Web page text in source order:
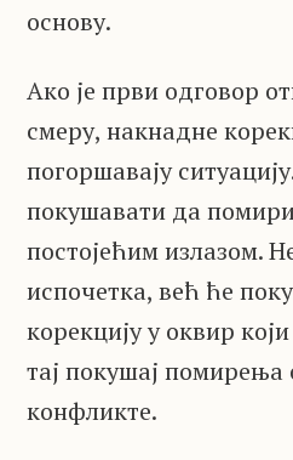
основу.
Ако је први одговор
смеру, накнадне
погоршавају
покушавати да
постојећим излазом.
испочетка, већ ће
корекцију у оквир
тај покушај помирења
конфликте.